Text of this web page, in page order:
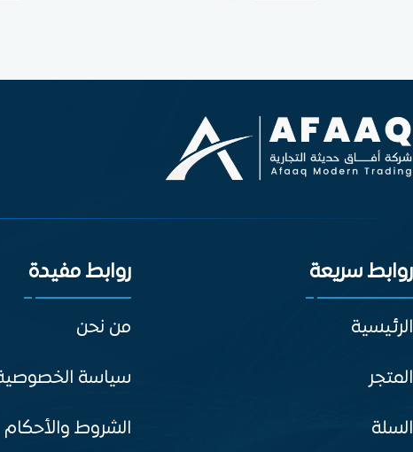
روابط سريعة
الرئيسية
المتجر
السلة
روابط مفيدة
من نحن
سياسة
الشروط والأحكام